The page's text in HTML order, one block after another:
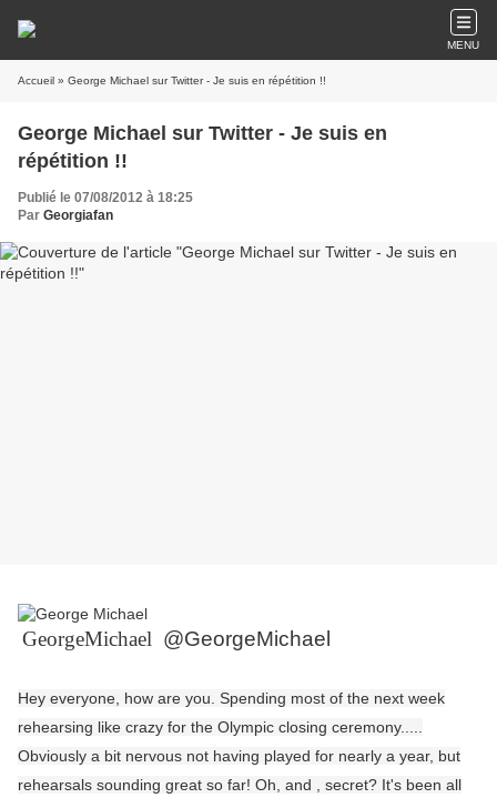
MENU
Accueil » George Michael sur Twitter - Je suis en répétition !!
George Michael sur Twitter - Je suis en
répétition !!
Publié le 07/08/2012 à 18:25
Par Georgiafan
GeorgeMichael @GeorgeMichael
Hey everyone, how are you. Spending most of the next week
rehearsing like crazy for the Olympic closing ceremony.....
Obviously a bit nervous not having played for nearly a year, but
rehearsals sounding great so far! Oh, and , secret? It's been all